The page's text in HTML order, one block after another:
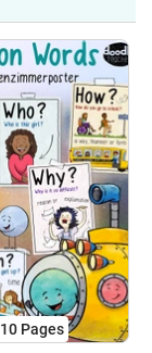
10 Pages